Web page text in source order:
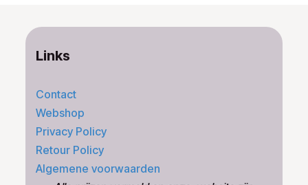
Links
Contact
Webshop
Privacy Policy
Retour Policy
Algemene voorwaarden